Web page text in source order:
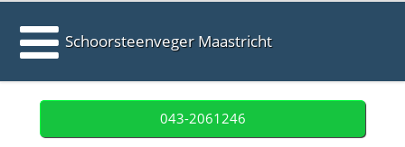
Schoorsteenveger Maastricht
043-2061246